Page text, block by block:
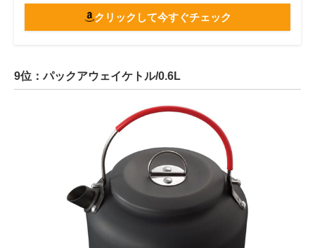
クリックして今すぐチェック
9位：パックアウェイケトル/0.6L